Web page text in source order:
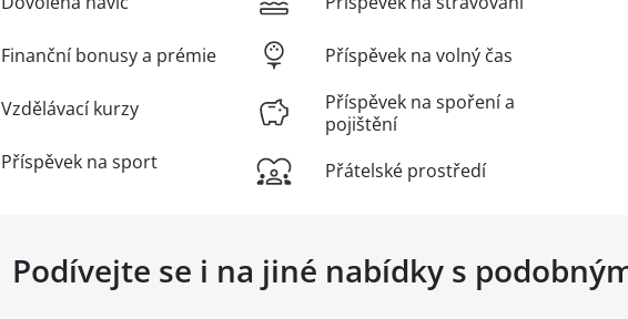
Finanční bonusy a prémie
Vzdělávací kurzy
Příspěvek na sport
Příspěvek na volný čas
Příspěvek na spoření a
pojištění
Přátelské prostředí
Podívejte se i na jiné nabídky s